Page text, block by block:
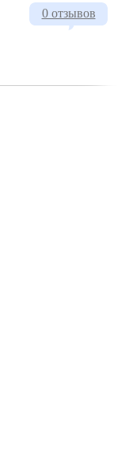
0 отзывов